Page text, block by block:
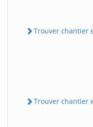
Trouver chantier
Trouver chantier